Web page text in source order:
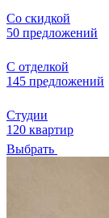
Со скидкой
50 предложений
С отделкой
145 предложений
Студии
120 квартир
Выбрать